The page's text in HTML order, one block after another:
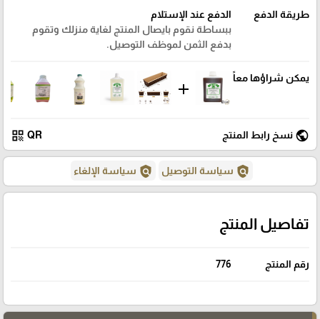
طريقة الدفع
الدفع عند الإستلام
ببساطة نقوم بايصال المنتج لغاية منزلك وتقوم
بدفع الثمن لموظف التوصيل.
يمكن شراؤها معاً
add
public نسخ رابط المنتج QR
qr_code
policy سياسة التوصيل policy سياسة الإلغاء
تفاصيل المنتج
رقم المنتج 776